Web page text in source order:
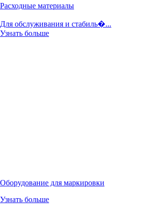
Расходные материалы
Для обслуживания и стабиль�...
Узнать больше
Оборудование для маркировки
Узнать больше